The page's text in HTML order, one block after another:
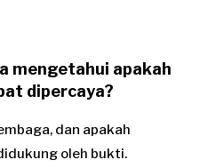
mengetahui apakah
dipercaya?
dan apakah
oleh bukti.